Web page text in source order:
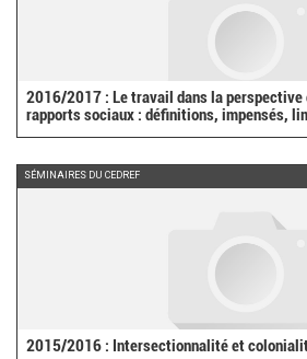
2016/2017 : Le travail dans la perspective
rapports sociaux : définitions, impensés,
SÉMINAIRES DU CEDREF
2015/2016 : Intersectionnalité et